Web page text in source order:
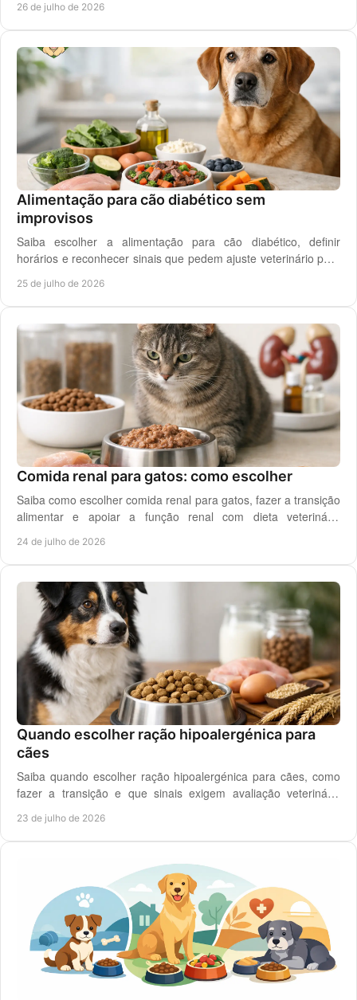
26 de julho de 2026
Alimentação para cão diabético sem
improvisos
Saiba escolher a alimentação para cão diabético, definir
horários e reconhecer sinais que pedem ajuste veterinário para
25 de julho de 2026
Comida renal para gatos: como escolher
Saiba como escolher comida renal para gatos, fazer a transição
alimentar e apoiar a função renal com dieta veterinária
24 de julho de 2026
Quando escolher ração hipoalergénica para
cães
Saiba quando escolher ração hipoalergénica para cães, como
fazer a transição e que sinais exigem avaliação veterinária
23 de julho de 2026